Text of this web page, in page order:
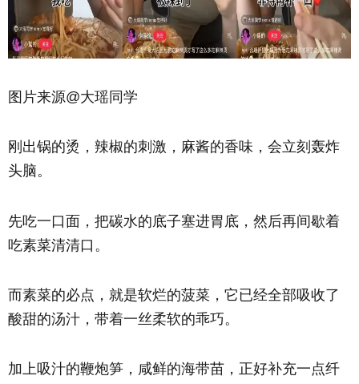
图片来源@大瑶同学
刚出锅的烫，辣椒的刺激，麻酱的香味，会立刻轰炸
头脑。
先吃一口面，把碳水的底子塞进胃底，然后再间歇着
吃素菜清清口。
而素菜的必点，就是软烂的菠菜，它已经全部吸收了
酸甜的汤汁，带着一丝柔软的乖巧。
加上吸汁的鞭炮笋，咸鲜的海带苗，正好补充一点纤